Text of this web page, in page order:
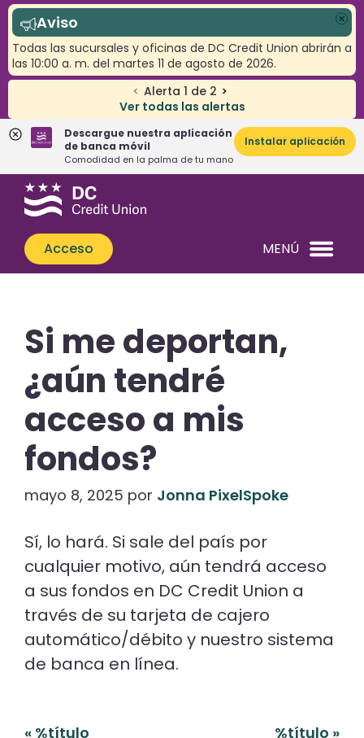
< Alerta 1 de 2 >
Ver todas las alertas
Aviso
Todas las sucursales y oficinas de DC Credit Union abrirán a
las 10:00 a. m. del martes 11 de agosto de 2026.
Descargue nuestra aplicación
de banca móvil
Comodidad en la palma de tu mano
Instalar aplicación
Saltar
Saltar
sesión
web
¿Qué
podemos
ayudarle
a
Acceso MENÚ
Si me deportan,
¿aún tendré
acceso a mis
fondos?
mayo 8, 2025 por Jonna PixelSpoke
Sí, lo hará. Si sale del país por
cualquier motivo, aún tendrá acceso
a sus fondos en DC Credit Union a
través de su tarjeta de cajero
automático/débito y nuestro sistema
de banca en línea.
Navegación
« %título %título »